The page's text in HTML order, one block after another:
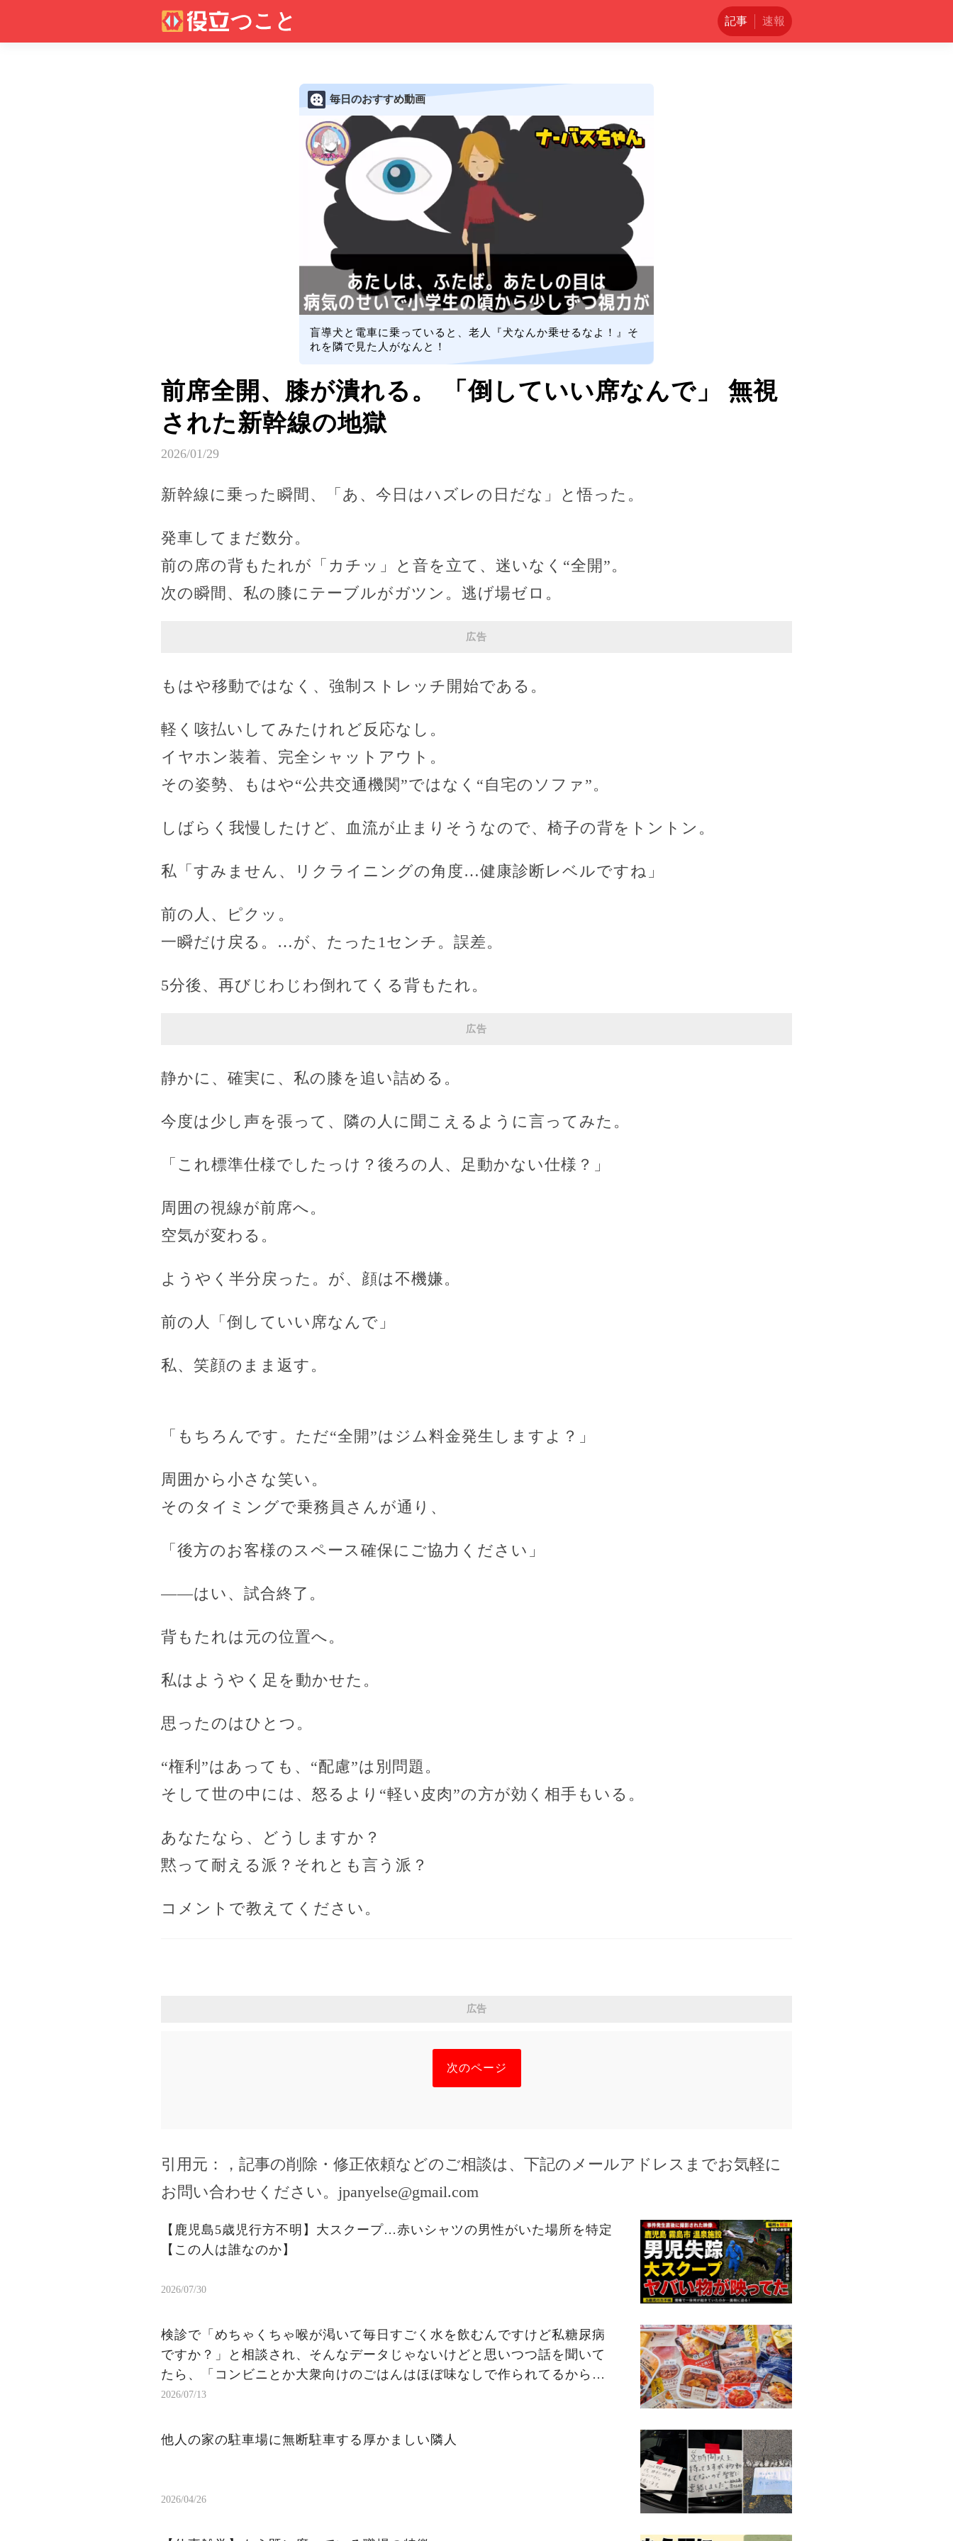
記事 速報
毎日のおすすめ動画
盲導犬と電車に乗っていると、老人『犬なんか乗せるなよ！』そ
れを隣で見た人がなんと！
前席全開、膝が潰れる。 「倒していい席なんで」 無視
された新幹線の地獄
2026/01/29
新幹線に乗った瞬間、「あ、今日はハズレの日だな」と悟った。
発車してまだ数分。
前の席の背もたれが「カチッ」と音を立て、迷いなく“全開”。
次の瞬間、私の膝にテーブルがガツン。逃げ場ゼロ。
広告
もはや移動ではなく、強制ストレッチ開始である。
軽く咳払いしてみたけれど反応なし。
イヤホン装着、完全シャットアウト。
その姿勢、もはや“公共交通機関”ではなく“自宅のソファ”。
しばらく我慢したけど、血流が止まりそうなので、椅子の背をトントン。
私「すみません、リクライニングの角度…健康診断レベルですね」
前の人、ピクッ。
一瞬だけ戻る。…が、たった1センチ。誤差。
5分後、再びじわじわ倒れてくる背もたれ。
広告
静かに、確実に、私の膝を追い詰める。
今度は少し声を張って、隣の人に聞こえるように言ってみた。
「これ標準仕様でしたっけ？後ろの人、足動かない仕様？」
周囲の視線が前席へ。
空気が変わる。
ようやく半分戻った。が、顔は不機嫌。
前の人「倒していい席なんで」
私、笑顔のまま返す。
「もちろんです。ただ“全開”はジム料金発生しますよ？」
周囲から小さな笑い。
そのタイミングで乗務員さんが通り、
「後方のお客様のスペース確保にご協力ください」
――はい、試合終了。
背もたれは元の位置へ。
私はようやく足を動かせた。
思ったのはひとつ。
“権利”はあっても、“配慮”は別問題。
そして世の中には、怒るより“軽い皮肉”の方が効く相手もいる。
あなたなら、どうしますか？
黙って耐える派？それとも言う派？
コメントで教えてください。
広告
次のページ
引用元：
，記事の削除・修正依頼などのご相談は、下記のメールアドレスまでお気軽に
お問い合わせください。 jpanyelse@gmail.com
【鹿児島5歳児行方不明】大スクープ…赤いシャツの男性がいた場所を特定
【この人は誰なのか】
2026/07/30
検診で「めちゃくちゃ喉が渇いて毎日すごく水を飲むんですけど私糖尿病
ですか？」と相談され、そんなデータじゃないけどと思いつつ話を聞いて
たら、「コンビニとか大衆向けのごはんはほぼ味なしで作られてるから自
分で塩とか醤油調整しないといけないのがめんどくさい」と言いだされ、
2026/07/13
他人の家の駐車場に無断駐車する厚かましい隣人
2026/04/26